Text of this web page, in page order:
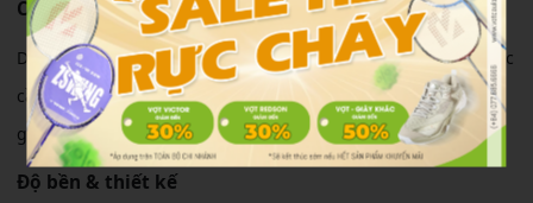
Cảm giác sử dụng
Dù thuộc dòngvợt cầu lông
thiên công, vợt vẫn cho cảm giác
cầm chắc tay và ổn định. Khả năng xoay chuyển linh hoạt
giúp người chơi xử lý tốt trong các tình huống cầu nhanh.
Độ bền & thiết kế